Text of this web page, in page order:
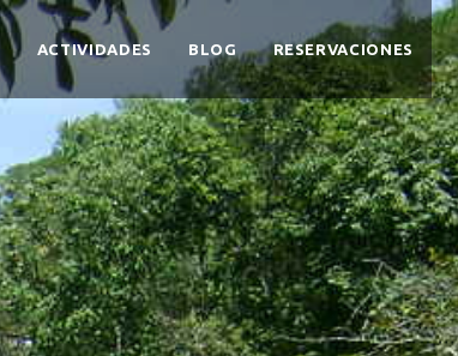
ACTIVIDADES BLOG RESERVACIONES